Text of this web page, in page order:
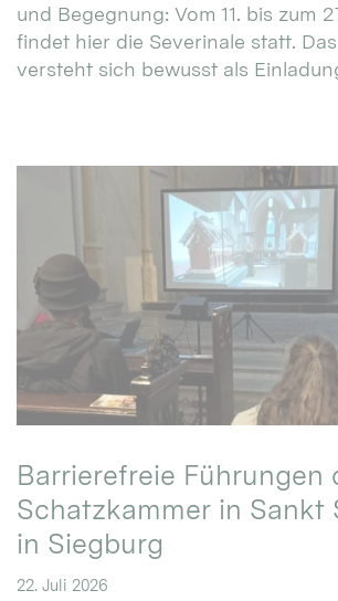
und Begegnung: Vom 11. bis zum
findet hier die Severinale statt.
versteht sich bewusst als
Barrierefreie Führungen
Schatzkammer in Sankt
in Siegburg
22. Juli 2026